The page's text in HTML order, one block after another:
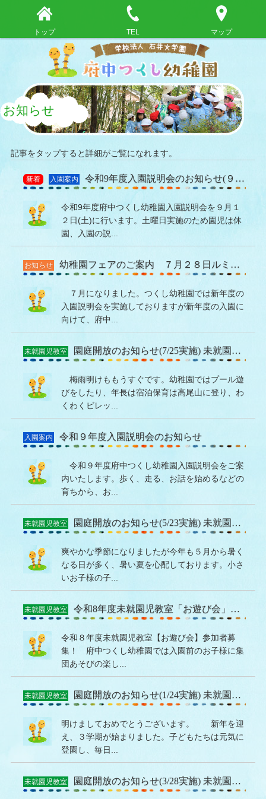
トップ TEL マップ
お知らせ
記事をタップすると詳細がご覧になれます。
新着 入園案内 令和9年度入園説明会のお知らせ(９月１２日(土)実施)
令和9年度府中つくし幼稚園入園説明会を９月１
２日(土)に行います。土曜日実施のため園児は休
園、入園の説...
お知らせ 幼稚園フェアのご案内 ７月２８日ルミエールにて
７月になりました。つくし幼稚園では新年度の
入園説明会を実施しておりますが新年度の入園に
向けて、府中...
未就園児教室 園庭開放のお知らせ(7/25実施) 未就園児(1・2・3歳児対象)
梅雨明けももうすぐです。幼稚園ではプール遊
びをしたり、年長は宿泊保育は高尾山に登り、わ
くわくビレッ...
入園案内 令和９年度入園説明会のお知らせ
令和９年度府中つくし幼稚園入園説明会をご案
内いたします。歩く、走る、お話を始めるなどの
育ちから、お...
未就園児教室 園庭開放のお知らせ(5/23実施) 未就園児(1・2・3歳児対象）
爽やかな季節になりましたが今年も５月から暑く
なる日が多く、暑い夏を心配しております。小さ
いお子様の子...
未就園児教室 令和8年度未就園児教室「お遊び会」を募集しています。
令和８年度未就園児教室【お遊び会】参加者募
集！ 府中つくし幼稚園では入園前のお子様に集
団あそびの楽し...
未就園児教室 園庭開放のお知らせ(1/24実施) 未就園児(1・2・3歳児対象）
明けましておめでとうございます。 新年を迎
え、３学期が始まりました。子どもたちは元気に
登園し、毎日...
未就園児教室 園庭開放のお知らせ(3/28実施) 未就園児(1・2・3歳児対象）